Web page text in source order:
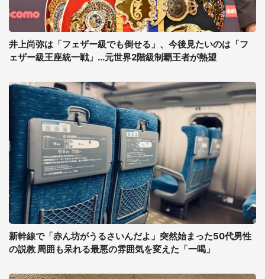
井上尚弥は「フェザー級でも倒せる」、今後見たいのは「フ
ェザー級王座統一戦」...元世界2階級制覇王者が熱望
新幹線で「赤ん坊がうるさいんだよ」突然始まった50代男性
の説教 周囲も呆れる最悪の雰囲気を変えた「一喝」